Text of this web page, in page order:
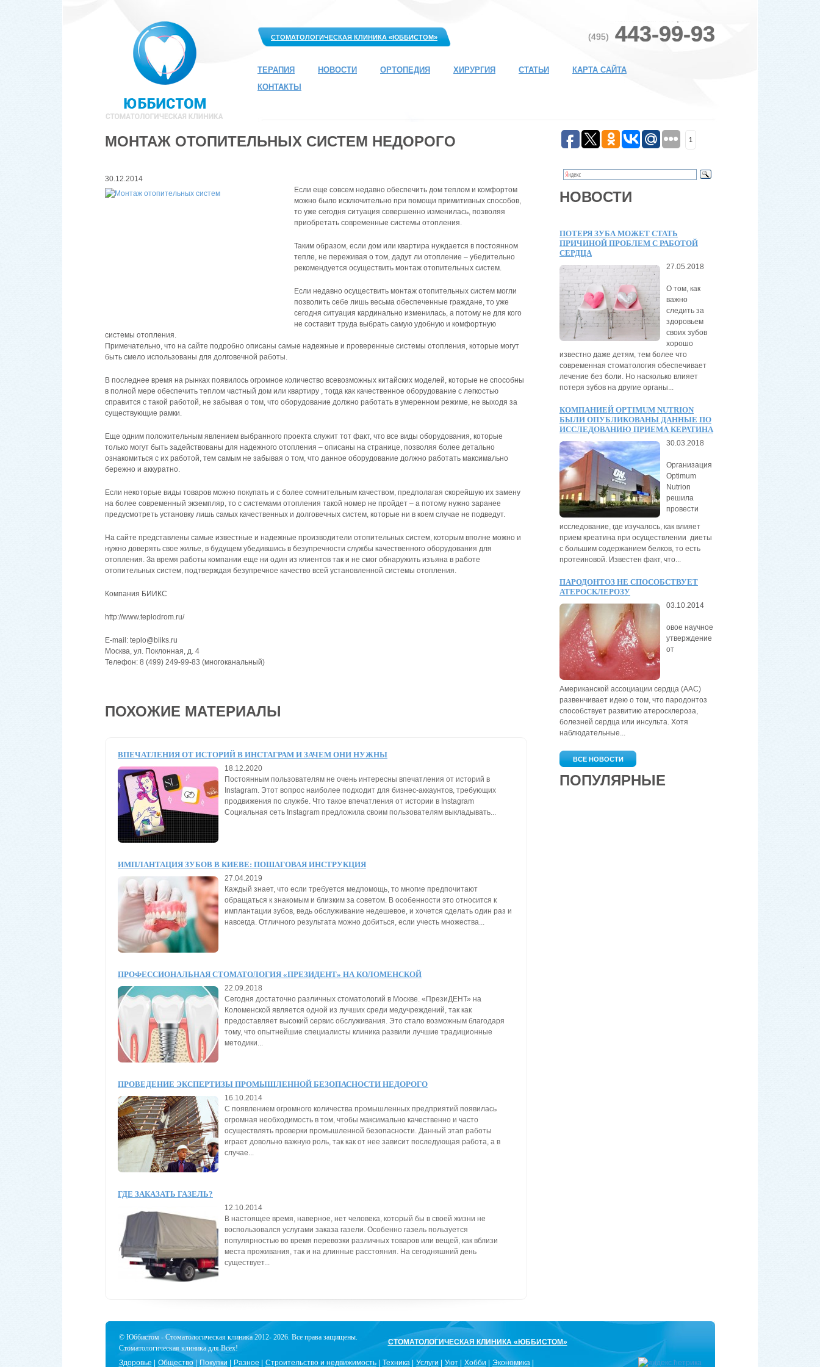
СТОМАТОЛОГИЧЕСКАЯ КЛИНИКА «ЮББИСТОМ» (495) 443-99-93
ТЕРАПИЯ НОВОСТИ ОРТОПЕДИЯ ХИРУРГИЯ СТАТЬИ
КАРТА САЙТА
КОНТАКТЫ
МОНТАЖ ОТОПИТЕЛЬНЫХ СИСТЕМ НЕДОРОГО
30.12.2014
Если еще совсем недавно обеспечить дом теплом и комфортом
можно было исключительно при помощи примитивных способов,
то уже сегодня ситуация совершенно изменилась, позволяя
приобретать современные системы отопления.
Таким образом, если дом или квартира нуждается в постоянном
тепле, не переживая о том, дадут ли отопление – убедительно
рекомендуется осуществить монтаж отопительных систем.
Если недавно осуществить монтаж отопительных систем могли
позволить себе лишь весьма обеспеченные граждане, то уже
сегодня ситуация кардинально изменилась, а потому не для кого
не составит труда выбрать самую удобную и комфортную
системы отопления.
Примечательно, что на сайте подробно описаны самые надежные и проверенные системы отопления, которые могут
быть смело использованы для долговечной работы.
В последнее время на рынках появилось огромное количество всевозможных китайских моделей, которые не способны
в полной мере обеспечить теплом частный дом или квартиру , тогда как качественное оборудование с легкостью
справится с такой работой, не забывая о том, что оборудование должно работать в умеренном режиме, не выходя за
существующие рамки.
Еще одним положительным явлением выбранного проекта служит тот факт, что все виды оборудования, которые
только могут быть задействованы для надежного отопления – описаны на странице, позволяя более детально
ознакомиться с их работой, тем самым не забывая о том, что данное оборудование должно работать максимально
бережно и аккуратно.
Если некоторые виды товаров можно покупать и с более сомнительным качеством, предполагая скорейшую их замену
на более современный экземпляр, то с системами отопления такой номер не пройдет – а потому нужно заранее
предусмотреть установку лишь самых качественных и долговечных систем, которые ни в коем случае не подведут.
На сайте представлены самые известные и надежные производители отопительных систем, которым вполне можно и
нужно доверять свое жилье, в будущем убедившись в безупречности службы качественного оборудования для
отопления. За время работы компании еще ни один из клиентов так и не смог обнаружить изъяна в работе
отопительных систем, подтверждая безупречное качество всей установленной системы отопления.
Компания БИИКС
http://www.teplodrom.ru/
Е-mail: teplo@biiks.ru
Москва, ул. Поклонная, д. 4
Телефон: 8 (499) 249-99-83 (многоканальный)
ПОХОЖИЕ МАТЕРИАЛЫ
ВПЕЧАТЛЕНИЯ ОТ ИСТОРИЙ В ИНСТАГРАМ И ЗАЧЕМ ОНИ НУЖНЫ
18.12.2020
Постоянным пользователям не очень интересны впечатления от историй в
Instagram. Этот вопрос наиболее подходит для бизнес-аккаунтов, требующих
продвижения по службе. Что такое впечатления от истории в Instagram
Социальная сеть Instagram предложила своим пользователям выкладывать...
ИМПЛАНТАЦИЯ ЗУБОВ В КИЕВЕ: ПОШАГОВАЯ ИНСТРУКЦИЯ
27.04.2019
Каждый знает, что если требуется медпомощь, то многие предпочитают
обращаться к знакомым и близким за советом. В особенности это относится к
имплантации зубов, ведь обслуживание недешевое, и хочется сделать один раз и
навсегда. Отличного результата можно добиться, если учесть множества...
ПРОФЕССИОНАЛЬНАЯ СТОМАТОЛОГИЯ «ПРЕЗИДЕНТ» НА КОЛОМЕНСКОЙ
22.09.2018
Сегодня достаточно различных стоматологий в Москве. «ПрезиДЕНТ» на
Коломенской является одной из лучших среди медучреждений, так как
предоставляет высокий сервис обслуживания. Это стало возможным благодаря
тому, что опытнейшие специалисты клиника развили лучшие традиционные
методики...
ПРОВЕДЕНИЕ ЭКСПЕРТИЗЫ ПРОМЫШЛЕННОЙ БЕЗОПАСНОСТИ НЕДОРОГО
16.10.2014
С появлением огромного количества промышленных предприятий появилась
огромная необходимость в том, чтобы максимально качественно и часто
осуществлять проверки промышленной безопасности. Данный этап работы
играет довольно важную роль, так как от нее зависит последующая работа, а в
случае...
ГДЕ ЗАКАЗАТЬ ГАЗЕЛЬ?
12.10.2014
В настоящее время, наверное, нет человека, который бы в своей жизни не
воспользовался услугами заказа газели. Особенно газель пользуется
популярностью во время перевозки различных товаров или вещей, как вблизи
места проживания, так и на длинные расстояния. На сегодняшний день
существует...
1
НОВОСТИ
ПОТЕРЯ ЗУБА МОЖЕТ СТАТЬ
ПРИЧИНОЙ ПРОБЛЕМ С РАБОТОЙ
СЕРДЦА
27.05.2018
О том, как
важно
следить за
здоровьем
своих зубов
хорошо
известно даже детям, тем более что
современная стоматология обеспечивает
лечение без боли. Но насколько влияет
потеря зубов на другие органы...
КОМПАНИЕЙ OPTIMUM NUTRION
БЫЛИ ОПУБЛИКОВАНЫ ДАННЫЕ ПО
ИССЛЕДОВАНИЮ ПРИЕМА КЕРАТИНА
30.03.2018
Организация
Optimum
Nutrion
решила
провести
исследование, где изучалось, как влияет
прием креатина при осуществлении диеты
с большим содержанием белков, то есть
протеиновой. Известен факт, что...
ПАРОДОНТОЗ НЕ СПОСОБСТВУЕТ
АТЕРОСКЛЕРОЗУ
03.10.2014
овое научное
утверждение
от
Американской ассоциации сердца (AAС)
развенчивает идею о том, что пародонтоз
способствует развитию атеросклероза,
болезней сердца или инсульта. Хотя
наблюдательные...
ВСЕ НОВОСТИ
ПОПУЛЯРНЫЕ
© Юббистом - Стоматологическая клиника 2012- 2026. Все права защищены.
Стоматологическая клиника для Всех!
СТОМАТОЛОГИЧЕСКАЯ КЛИНИКА «ЮББИСТОМ»
Здоровье Общество Покупки Разное Строительство и недвижимость Техника Услуги Уют Хобби Экономика